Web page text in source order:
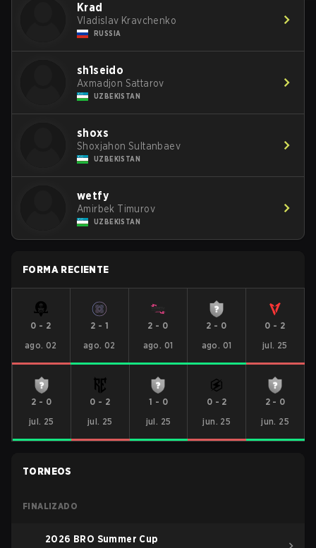
Krad
Vladislav Kravchenko
RUSSIA
sh1seido
Axmadjon Sattarov
UZBEKISTAN
shoxs
Shoxjahon Sultanbaev
UZBEKISTAN
wetfy
Amirbek Timurov
UZBEKISTAN
FORMA RECIENTE
0 - 2
ago. 02
2 - 1
ago. 02
2 - 0
ago. 01
2 - 0
ago. 01
0 - 2
jul. 25
2 - 0
jul. 25
0 - 2
jul. 25
1 - 0
jul. 25
0 - 2
jun. 25
2- 0
jun. 25
TORNEOS
FINALIZADO
2026 BRO Summer Cup